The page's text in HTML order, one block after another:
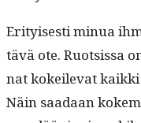
Eri­tyis­es­ti min­ua
tävä ote. Ruot­sis­sa
nat kokeil­e­vat
Näin saadaan